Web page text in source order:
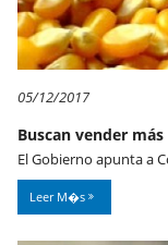
05/12/2017
Buscan vender
El Gobierno apunta a
Leer M�s